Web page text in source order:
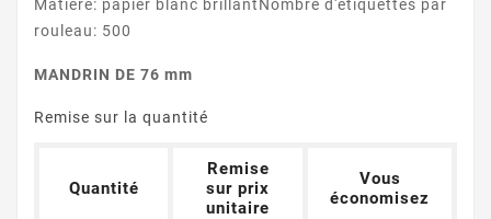
Matière: papier blanc brillantNombre d'étiquettes par
rouleau: 500
MANDRIN DE 76 mm
Remise sur la quantité
Quantité
Remise
sur prix
unitaire
Vous
économisez